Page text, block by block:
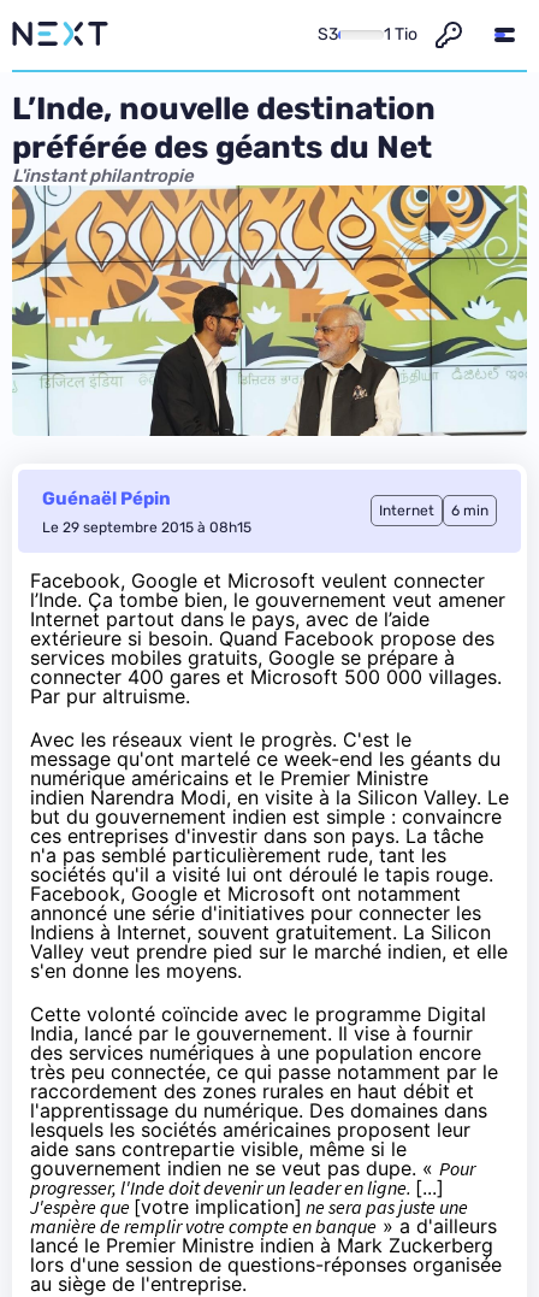
S3 1 Tio
L’Inde, nouvelle destination
préférée des géants du Net
L'instant philantropie
Guénaël Pépin
Le 29 septembre 2015 à 08h15
Internet 6 min
Facebook, Google et Microsoft veulent connecter
l’Inde. Ça tombe bien, le gouvernement veut amener
Internet partout dans le pays, avec de l’aide
extérieure si besoin. Quand Facebook propose des
services mobiles gratuits, Google se prépare à
connecter 400 gares et Microsoft 500 000 villages.
Par pur altruisme.
Avec les réseaux vient le progrès. C'est le
message qu'ont martelé ce week-end les géants du
numérique américains et le Premier Ministre
indien Narendra Modi, en visite à la Silicon Valley. Le
but du gouvernement indien est simple : convaincre
ces entreprises d'investir dans son pays. La tâche
n'a pas semblé particulièrement rude, tant les
sociétés qu'il a visité lui ont déroulé le tapis rouge.
Facebook, Google et Microsoft ont notamment
annoncé une série d'initiatives pour connecter les
Indiens à Internet, souvent gratuitement. La Silicon
Valley veut prendre pied sur le marché indien, et elle
s'en donne les moyens.
Cette volonté coïncide avec le programme Digital
India, lancé par le gouvernement. Il vise à fournir
des services numériques à une population encore
très peu connectée, ce qui passe notamment par le
raccordement des zones rurales en haut débit et
l'apprentissage du numérique. Des domaines dans
lesquels les sociétés américaines proposent leur
aide sans contrepartie visible, même si le
gouvernement indien ne se veut pas dupe. « Pour
progresser, l'Inde doit devenir un leader en ligne. [...]
J'espère que [votre implication] ne sera pas juste une
manière de remplir votre compte en banque » a d'ailleurs
lancé le Premier Ministre indien à Mark Zuckerberg
lors d'une session de questions-réponses organisée
au siège de l'entreprise.